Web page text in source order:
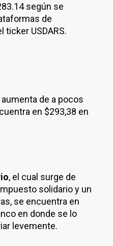
según se
de
USDARS.
aumenta de a pocos
en $293,38 en
, el cual surge de
solidario y un
se encuentra en
en donde se lo
levemente.